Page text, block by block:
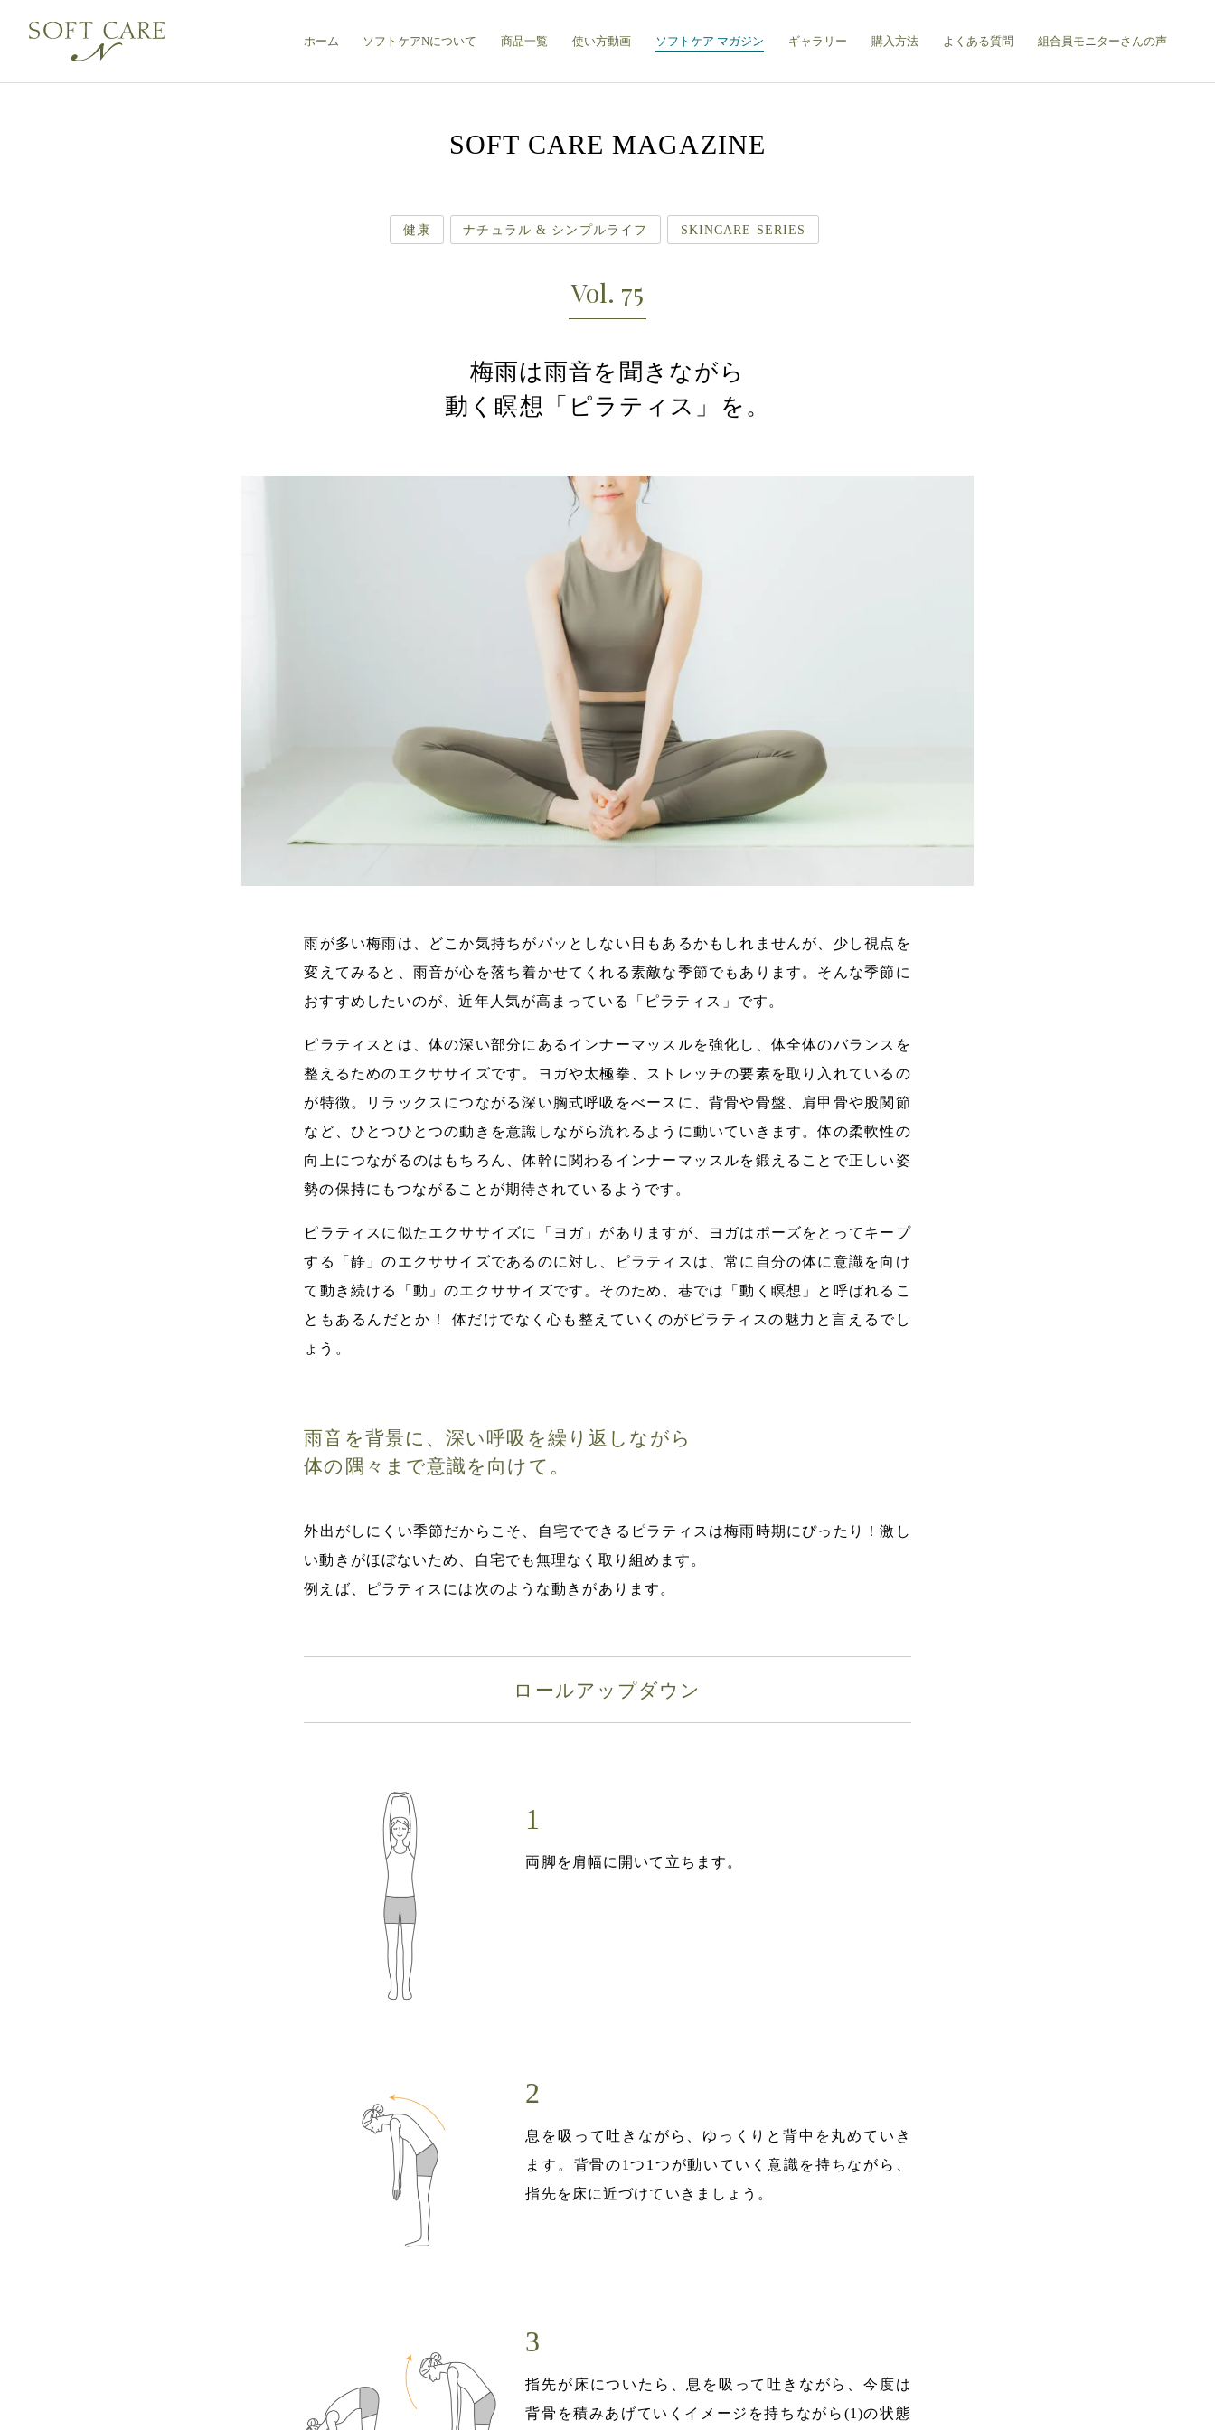
ホーム ソフトケアNについて 商品一覧 使い方動画 ソフトケア マガジン ギャラリー 購入方法 よくある質問 組合員モニターさんの声
SOFT CARE MAGAZINE
健康 ナチュラル & シンプルライフ SKINCARE SERIES
Vol. 75
梅雨は雨音を聞きながら
動く瞑想「ピラティス」を。
雨が多い梅雨は、どこか気持ちがパッとしない日もあるかもしれませんが、少し視点を
変えてみると、雨音が心を落ち着かせてくれる素敵な季節でもあります。そんな季節に
おすすめしたいのが、近年人気が高まっている「ピラティス」です。
ピラティスとは、体の深い部分にあるインナーマッスルを強化し、体全体のバランスを
整えるためのエクササイズです。ヨガや太極拳、ストレッチの要素を取り入れているの
が特徴。リラックスにつながる深い胸式呼吸をべースに、背骨や骨盤、肩甲骨や股関節
など、ひとつひとつの動きを意識しながら流れるように動いていきます。体の柔軟性の
向上につながるのはもちろん、体幹に関わるインナーマッスルを鍛えることで正しい姿
勢の保持にもつながることが期待されているようです。
ピラティスに似たエクササイズに「ヨガ」がありますが、ヨガはポーズをとってキープ
する「静」のエクササイズであるのに対し、ピラティスは、常に自分の体に意識を向け
て動き続ける「動」のエクササイズです。そのため、巷では「動く瞑想」と呼ばれるこ
ともあるんだとか！ 体だけでなく心も整えていくのがピラティスの魅力と言えるでし
ょう。
雨音を背景に、深い呼吸を繰り返しながら
体の隅々まで意識を向けて。
外出がしにくい季節だからこそ、自宅でできるピラティスは梅雨時期にぴったり！激し
い動きがほぼないため、自宅でも無理なく取り組めます。
例えば、ピラティスには次のような動きがあります。
ロールアップダウン
両脚を肩幅に開いて立ちます。
息を吸って吐きながら、ゆっくりと背中を丸めていき
ます。背骨の1つ1つが動いていく意識を持ちながら、
指先を床に近づけていきましょう。
指先が床についたら、息を吸って吐きながら、今度は
背骨を積みあげていくイメージを持ちながら(1)の状態